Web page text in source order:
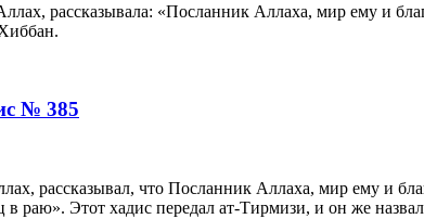
рассказывала: «Посланник Аллаха, мир ему и
№ 385
рассказывал, что Посланник Аллаха, мир ему и
в раю». Этот хадис передал ат-Тирмизи, и он же